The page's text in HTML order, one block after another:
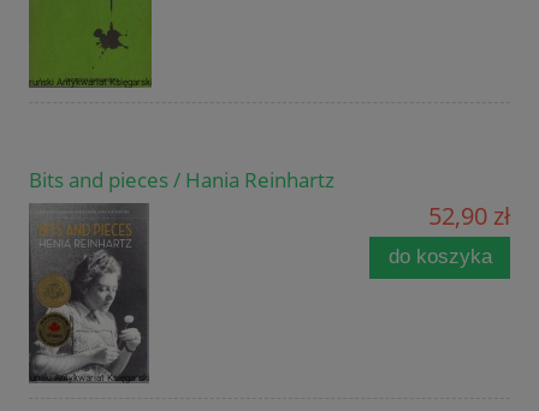
Bits and pieces / Hania Reinhartz
52,90 zł
do koszyka